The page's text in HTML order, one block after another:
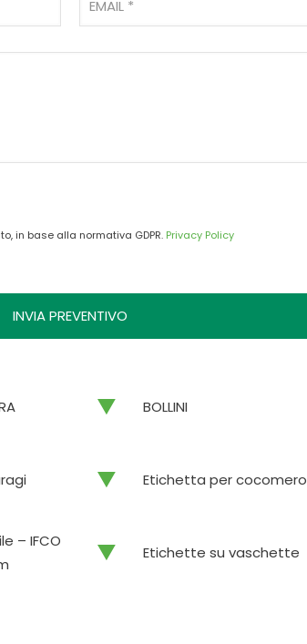
in base alla normativa GDPR. Privacy Policy
BOLLINI
Etichetta per cocomero
– IFCO
Etichette su vaschette